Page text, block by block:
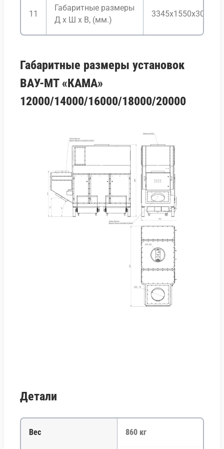
11
Габаритные размеры
Д х Ш х В, (мм.)
3345x1550x3005
Габаритные размеры установок
ВАУ-МТ «КАМА»
12000/14000/16000/18000/20000
Детали
Вес 860 кг